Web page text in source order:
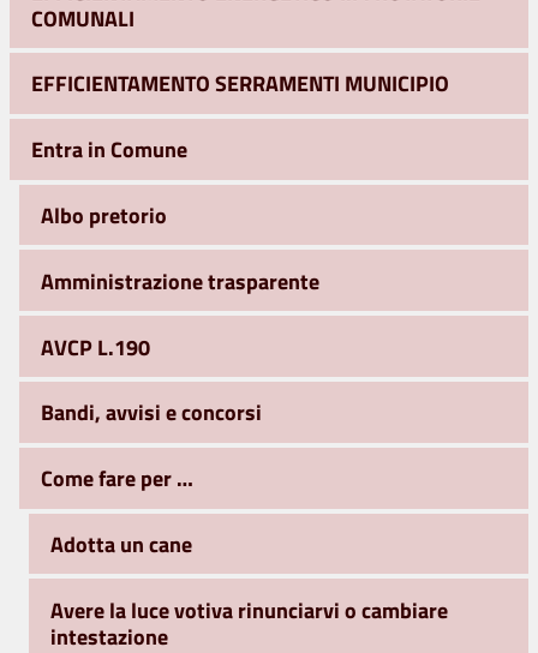
COMUNALI
EFFICIENTAMENTO SERRAMENTI MUNICIPIO
Entra in Comune
Albo pretorio
Amministrazione trasparente
AVCP L.190
Bandi, avvisi e concorsi
Come fare per …
Adotta un cane
Avere la luce votiva rinunciarvi o cambiare
intestazione